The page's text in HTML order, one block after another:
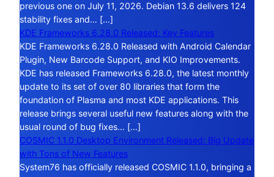
previous one on July 11, 2026. Debian 13.6 delivers 124
stability fixes and… […]
KDE Frameworks 6.28.0 Released: Key Features
KDE Frameworks 6.28.0 Released with Android Calendar
Plugin, New Barcode Support, and KIO Improvements.
KDE has released Frameworks 6.28.0, the latest monthly
update to its set of over 80 libraries that form the
foundation of Plasma and most KDE applications. This
release brings several useful new features along with the
usual round of bug fixes… […]
COSMIC 1.1.0 Desktop Environment Released: Big Update
with Tons of New Features
System76 has officially released COSMIC 1.1.0, bringing a